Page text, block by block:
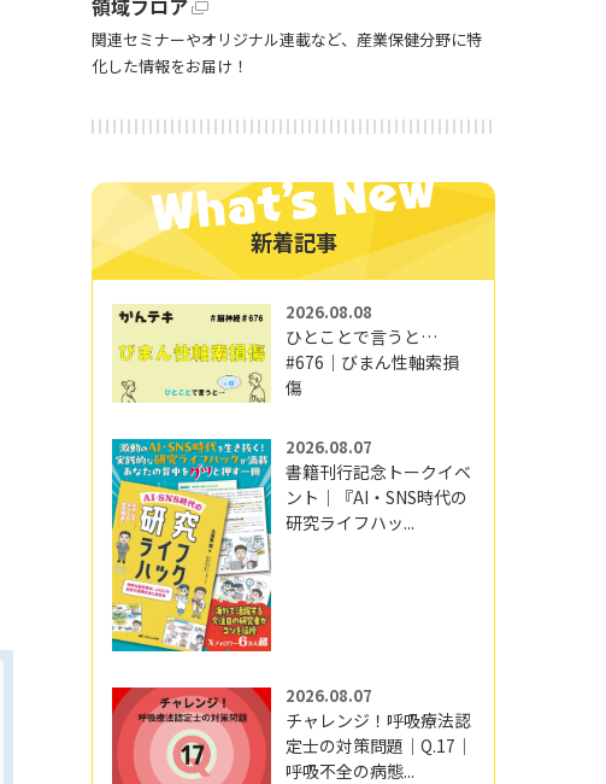
領域フロア
関連セミナーやオリジナル連載など、産業保健分野に特
化した情報をお届け！
新着記事
2026.08.08
ひとことで言うと…
#676｜びまん性軸索損
傷
2026.08.07
書籍刊行記念トークイベ
ント｜『AI・SNS時代の
研究ライフハッ...
2026.08.07
チャレンジ！呼吸療法認
定士の対策問題｜Q.17｜
呼吸不全の病態...